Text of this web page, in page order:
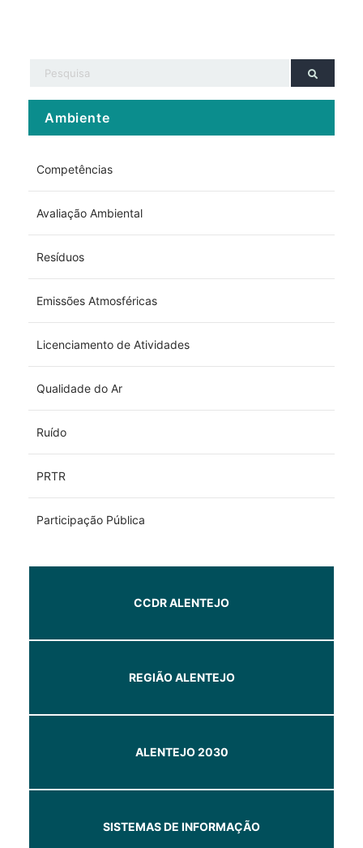
Ambiente
Competências
Avaliação Ambiental
Resíduos
Emissões Atmosféricas
Licenciamento de Atividades
Qualidade do Ar
Ruído
PRTR
Participação Pública
CCDR ALENTEJO
REGIÃO ALENTEJO
ALENTEJO 2030
SISTEMAS DE INFORMAÇÃO